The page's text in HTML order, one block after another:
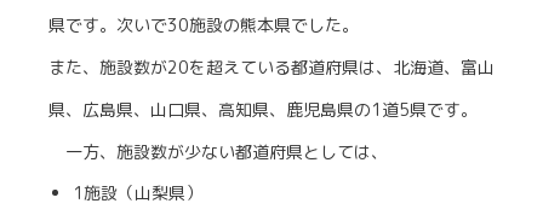
県です。次いで30施設の熊本県でした。
また、施設数が20を超えている都道府県は、北海道、富山
県、広島県、山口県、高知県、鹿児島県の1道5県です。
一方、施設数が少ない都道府県としては、
1施設（山梨県）